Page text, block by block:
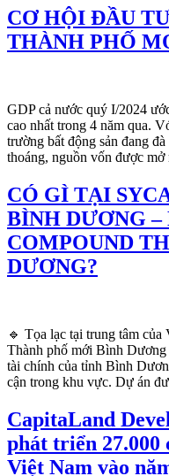
CƠ HỘI ĐẦU
THÀNH PHỐ
GDP cả nước quý I/2024
cao nhất trong 4 năm qua.
trường bất động sản đang
thoáng, nguồn vốn được
CÓ GÌ TẠI
BÌNH DƯƠNG
COMPOUND
DƯƠNG?
🔹 Tọa lạc tại trung tâm
Thành phố mới Bình
tài chính của tỉnh Bình
cận trong khu vực. Dự án
CapitaLand
phát triển
Việt Nam vào